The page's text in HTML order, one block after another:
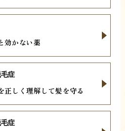
効かない薬
しく理解して髪を守る
毛症
毛症